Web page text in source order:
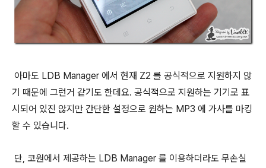
아마도 LDB Manager 에서 현재 Z2 를 공식적으로 지원하지 않
기 때문에 그런거 같기도 한데요. 공식적으로 지원하는 기기로 표
시되어 있진 않지만 간단한 설정으로 원하는 MP3 에 가사를 마킹
할 수 있습니다.
단, 코원에서 제공하는 LDB Manager 를 이용하더라도 무손실